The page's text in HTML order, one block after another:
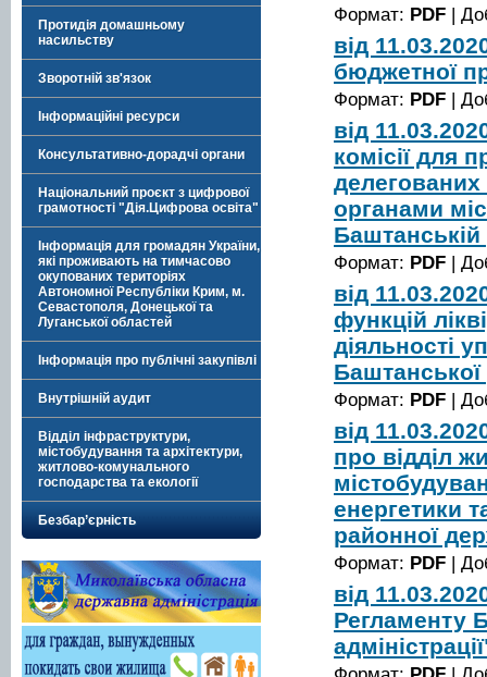
Протидія домашньому
насильству
Зворотній зв'язок
Інформаційні ресурси
Консультативно-дорадчі органи
Національний проєкт з цифрової
грамотності "Дія.Цифрова освіта"
Інформація для громадян України,
які проживають на тимчасово
окупованих територіях
Автономної Республіки Крим, м.
Севастополя, Донецької та
Луганської областей
Інформація про публічні закупівлі
Внутрішній аудит
Відділ інфраструктури,
містобудування та архітектури,
житлово-комунального
господарства та екології
Безбар’єрність
Формат: PDF |
від
бюджетної
Формат: PDF |
від
комісії для
органами
Баштанській
Формат: PDF |
від
функцій
діяльності
Баштанської
Формат: PDF |
від
про відділ
енергетики
районної
Формат: PDF |
від
Регламенту